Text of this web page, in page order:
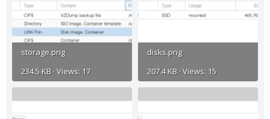
storage.png
234.5 KB · Views: 17
disks.png
207.4 KB · Views: 15